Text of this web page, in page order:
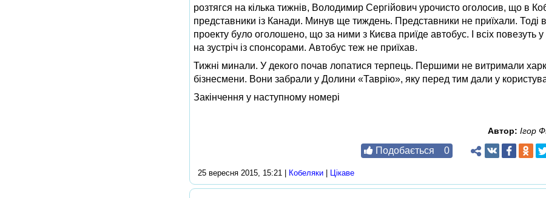
розтягся на кілька тижнів, Володимир Сергійович урочисто оголосив, що в
представники із Канади. Минув ще тиждень. Представники не приїхали. Тоді
проекту було оголошено, що за ними з Києва приїде автобус. І всіх повезуть
на зустріч із спонсорами. Автобус теж не приїхав.
Тижні минали. У декого почав лопатися терпець. Першими не витримали
бізнесмени. Вони забрали у Долини «Таврію», яку перед тим дали у
Закінчення у наступному номері
Автор: Ігор
Подобається 0
25 вересня 2015, 15:21 | Кобеляки Цікаве